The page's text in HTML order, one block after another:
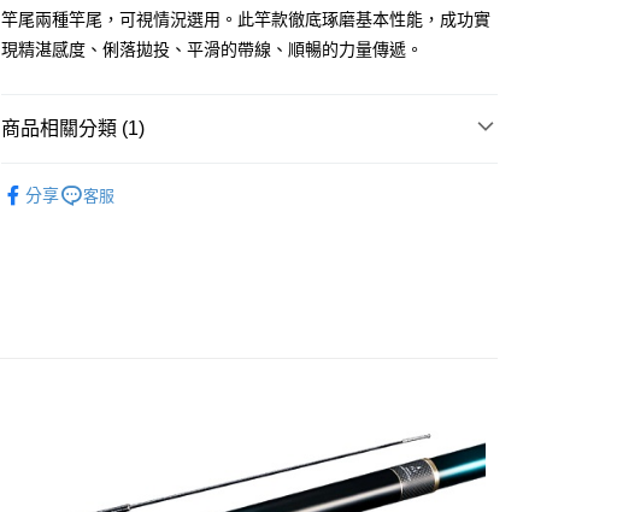
運送方式
每筆NT$130
竿尾兩種竿尾，可視情況選用。此竿款徹底琢磨基本性能，成功實
現精湛感度、俐落拋投、平滑的帶線、順暢的力量傳遞。
商品相關分類 (1)
分享
客服